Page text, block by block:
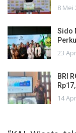
8 Mei
Sido
23
BRI
14